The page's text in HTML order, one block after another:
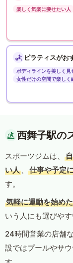
楽しく気楽に痩せたい人
ピラティスがお
ボディラインを美しく見
女性だけの空間で楽しく
西舞子駅の
スポーツジムは、
い人 、 仕事や予定
す。
気軽に運動を始め
いう人にも選びやす
24時間営業の店舗
設ではプールやサ